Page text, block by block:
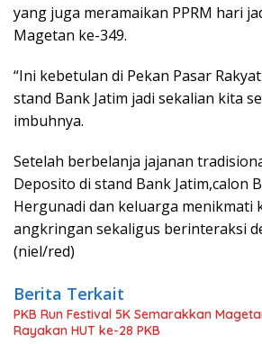
yang juga meramaikan PPRM hari
Magetan ke-349.
“Ini kebetulan di Pekan Pasar
stand Bank Jatim jadi sekalian kita
imbuhnya.
Setelah berbelanja jajanan
Deposito di stand Bank Jatim,calon
Hergunadi dan keluarga menikmati
angkringan sekaligus berinteraksi
(niel/red)
Berita Terkait
PKB Run Festival 5K Semarakkan
Rayakan HUT ke-28 PKB